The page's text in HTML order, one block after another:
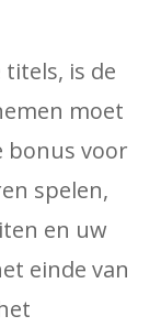
is de
moet
bonus voor
spelen,
en uw
einde van